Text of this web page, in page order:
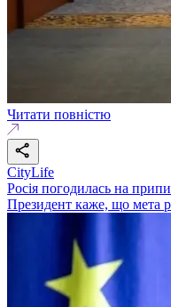
Читати повністю
CityLife
Росія погодилась на
Президент каже, що мета